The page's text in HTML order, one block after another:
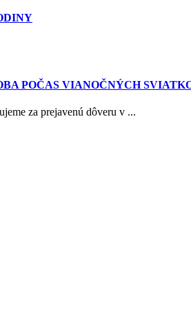
POČAS VIANOČNÝCH
za prejavenú dôveru v ...